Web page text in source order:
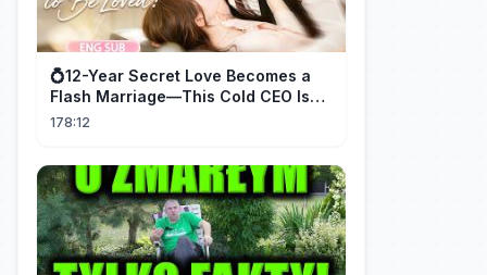
💍12-Year Secret Love Becomes a
Flash Marriage—This Cold CEO Is
Addicted to Her!
178:12